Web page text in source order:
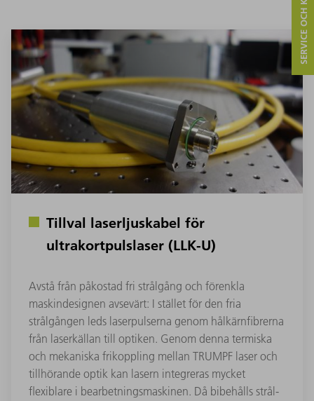
Tillval laserljuskabel för
ultrakortpulslaser (LLK-U)
Avstå från påkostad fri strålgång och förenkla
maskindesignen avsevärt: I stället för den fria
strålgången leds laserpulserna genom hålkärnfibrerna
från laserkällan till optiken. Genom denna termiska
och mekaniska frikoppling mellan TRUMPF laser och
tillhörande optik kan lasern integreras mycket
flexiblare i bearbetningsmaskinen. Då bibehålls strål-